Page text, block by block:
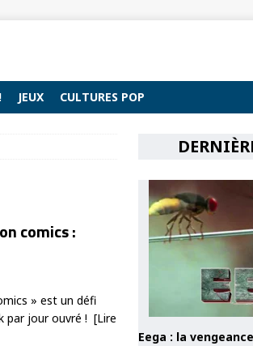
JEUX CULTURES POP
comics :
» est un défi
par jour ouvré ! [Lire
Eega : la